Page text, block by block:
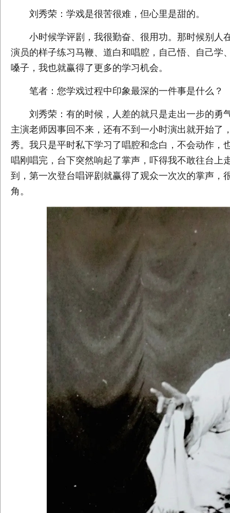
刘秀荣：学戏是很苦很难，但心里是甜的。
小时候学评剧，我很勤奋、很用功。那时候别人
演员的样子练习马鞭、道白和唱腔，自己悟、自己
嗓子，我也就赢得了更多的学习机会。
笔者：您学戏过程中印象最深的一件事是什么？
刘秀荣：有的时候，人差的就只是走出一步的勇
主演老师因事回不来，还有不到一小时演出就开始
秀。我只是平时私下学习了唱腔和念白，不会动作
唱刚唱完，台下突然响起了掌声，吓得我不敢往台
到，第一次登台唱评剧就赢得了观众一次次的掌声
角。